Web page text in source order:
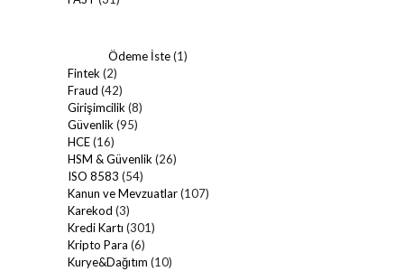
Ödeme İste(1)
Fintek (2)
Fraud (42)
Girişimcilik (8)
Güvenlik (95)
HCE(16)
HSM & Güvenlik (26)
ISO 8583 (54)
Kanun ve Mevzuatlar(107)
Karekod (3)
Kredi Kartı (301)
Kripto Para (6)
Kurye&Dağıtım (10)